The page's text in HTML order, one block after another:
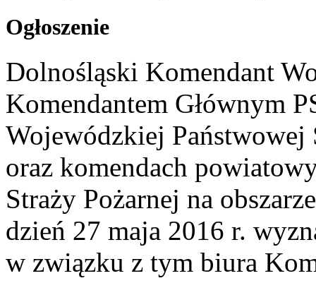
Ogłoszenie
Dolnośląski Komendant
Komendantem Głównym
Wojewódzkiej Państwowej
oraz komendach
Straży Pożarnej na
dzień 27 maja 2016 r.
w związku z tym biura